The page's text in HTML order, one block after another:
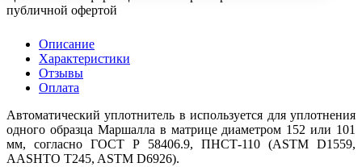
публичной офертой
Описание
Характеристики
Отзывы
Оплата
Автоматический уплотнитель в используется для уплотнения
одного образца Маршалла в матрице диаметром 152 или 101
мм, согласно ГОСТ Р 58406.9, ПНСТ-110 (ASTM D1559,
AASHTO T245, ASTM D6926).